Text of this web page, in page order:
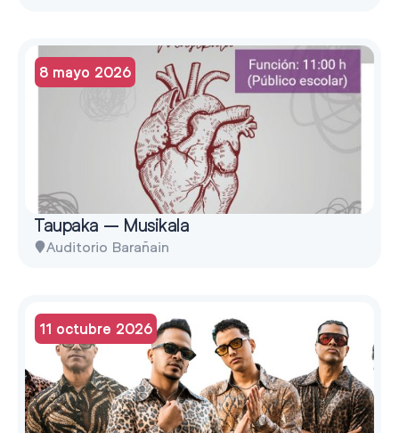
8 mayo 2026
Taupaka – Musikala
Auditorio Barañain
11 octubre 2026